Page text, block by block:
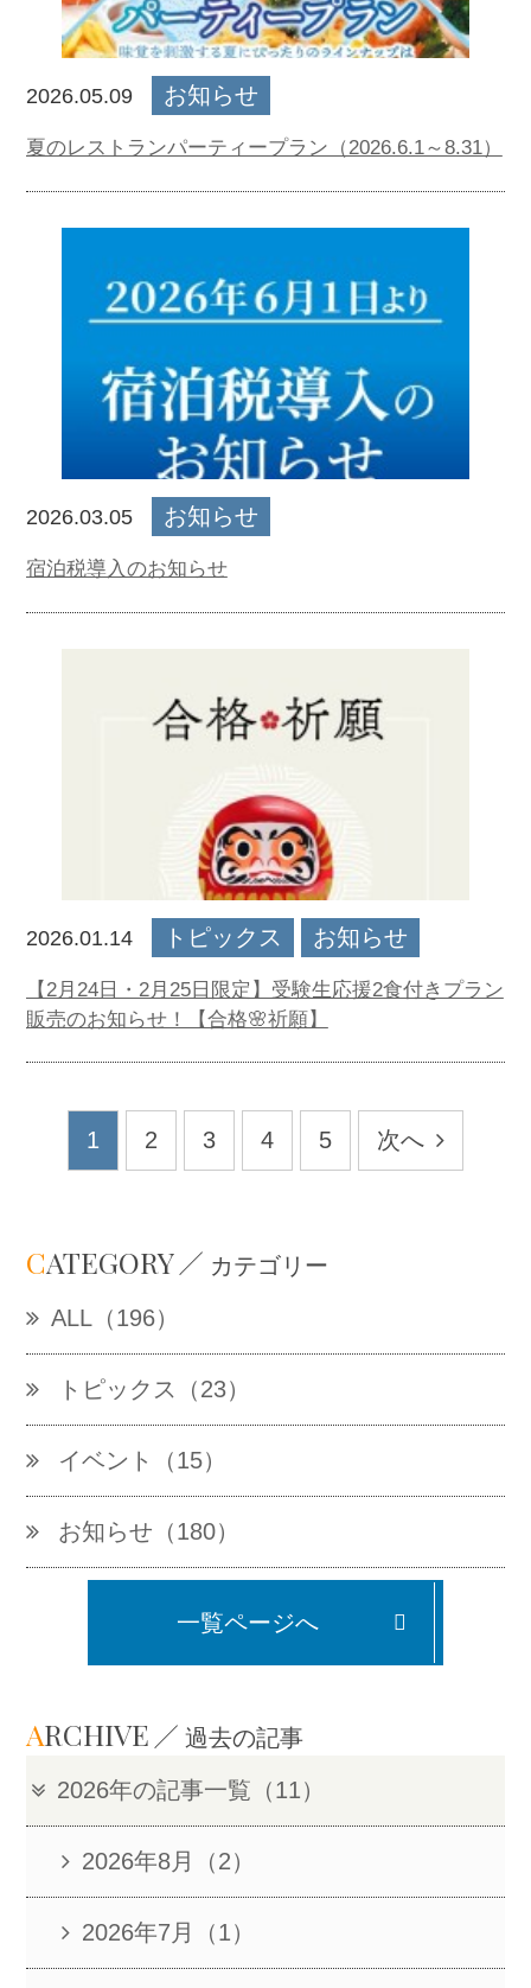
2026.05.09 お知らせ
夏のレストランパーティープラン（2026.6.1～8.31）
2026.03.05 お知らせ
宿泊税導入のお知らせ
2026.01.14 トピックス お知らせ
【2月24日・2月25日限定】受験生応援2食付きプラン
販売のお知らせ！【合格🌸祈願】
1 2 3 4 5 次へ
CATEGORY
カテゴリー
ALL（196）
トピックス（23）
イベント（15）
お知らせ（180）
一覧ページへ
ARCHIVE
過去の記事
2026年の記事一覧（11）
2026年8月（2）
2026年7月（1）